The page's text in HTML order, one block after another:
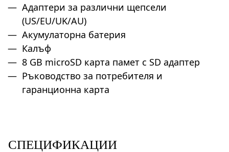
Адаптери за различни щепсели
(US/EU/UK/AU)
Акумулаторна батерия
Калъф
8 GB microSD карта памет с SD адаптер
Ръководство за потребителя и
гаранционна карта
СПЕЦИФИКАЦИИ